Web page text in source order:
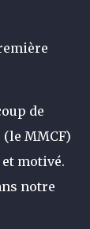
de
(le MMCF)
motivé.
notre